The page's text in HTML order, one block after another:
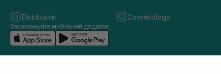
Distribution Cosmetology
Завантажуйте мобільний додаток